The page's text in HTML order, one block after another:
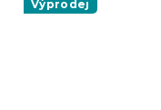
Výprodej